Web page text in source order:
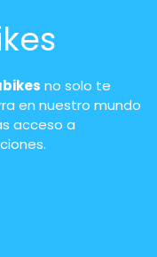
no solo te
en nuestro mundo
acceso a